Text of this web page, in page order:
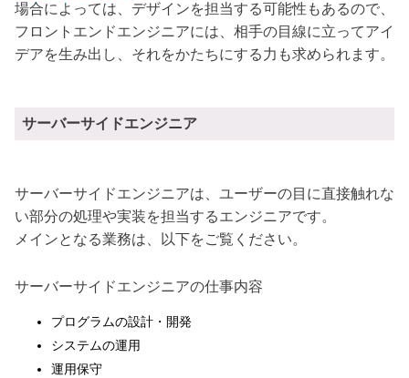
場合によっては、デザインを担当する可能性もあるので、
フロントエンドエンジニアには、相手の目線に立ってアイ
デアを生み出し、それをかたちにする力も求められます。
サーバーサイドエンジニア
サーバーサイドエンジニアは、ユーザーの目に直接触れな
い部分の処理や実装を担当するエンジニアです。
メインとなる業務は、以下をご覧ください。
サーバーサイドエンジニアの仕事内容
プログラムの設計・開発
システムの運用
運用保守